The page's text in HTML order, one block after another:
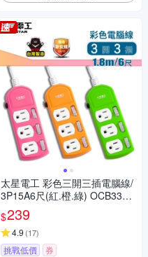
太星電工 彩色三開三插電腦線/
3P15A6尺(紅.橙.綠) OCB3330
$239
4.9 (17)
挑戰低價 券